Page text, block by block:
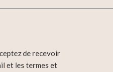
de recevoir
et les termes et